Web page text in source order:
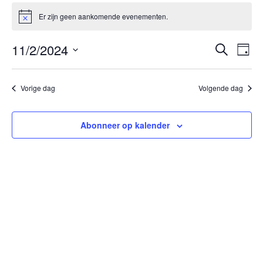
in
2,
BerichtEr zijn geen aankomende evenementen.
Zoeken
Dag
11/2/2024
datum.
Vorige dag Volgende dag
Abonneer op kalender